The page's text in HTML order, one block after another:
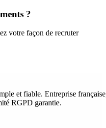
?
votre façon de recruter
et fiable. Entreprise
RGPD garantie.